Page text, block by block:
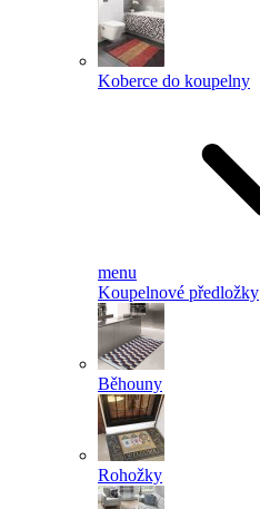
Koberce do koupelny
menu
Koupelnové předložky
Běhouny
Rohožky